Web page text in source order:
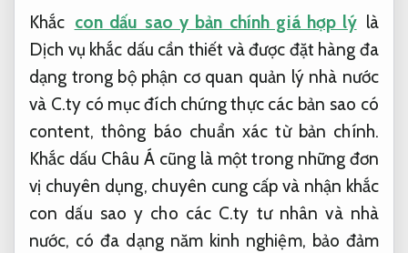
Khắc con dấu sao y bản chính giá hợp lý là
Dịch vụ khắc dấu cần thiết và được đặt hàng đa
dạng trong bộ phận cơ quan quản lý nhà nước
và C.ty có mục đích chứng thực các bản sao có
content, thông báo chuẩn xác từ bản chính.
Khắc dấu Châu Á cũng là một trong những đơn
vị chuyên dụng, chuyên cung cấp và nhận khắc
con dấu sao y cho các C.ty tư nhân và nhà
nước, có đa dạng năm kinh nghiệm, bảo đảm